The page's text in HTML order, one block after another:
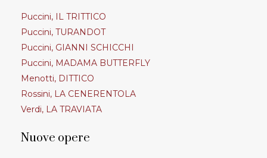
Puccini, IL TRITTICO
Puccini, TURANDOT
Puccini, GIANNI SCHICCHI
Puccini, MADAMA BUTTERFLY
Menotti, DITTICO
Rossini, LA CENERENTOLA
Verdi, LA TRAVIATA
Nuove opere